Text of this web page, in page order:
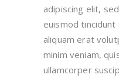
adipiscing elit,
euismod
aliquam erat
minim veniam,
ullamcorper